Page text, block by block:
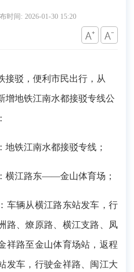
时间: 2026-01-30 15:20
驳，便利市民出行，从
增地铁江南水都接驳专线公
铁江南水都接驳专线；
江路东——金山体育场；
辆从横江路东站发车，行
路、燎原路、横江支路、凤
祥路至金山体育场站，返程
发车，行驶金祥路、闽江大